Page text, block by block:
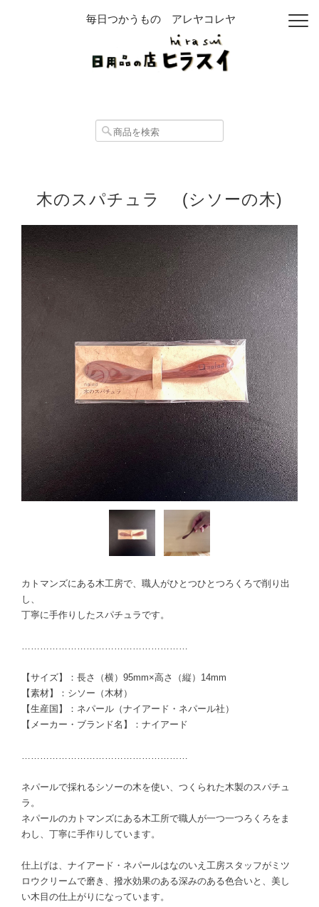
毎日つかうもの アレヤコレヤ
木のスパチュラ (シソーの木)
カトマンズにある木工房で、職人がひとつひとつろくろで削り出
し、
丁寧に手作りしたスパチュラです。
………………………………………………
【サイズ】：長さ（横）95mm×高さ（縦）14mm
【素材】：シソー（木材）
【生産国】：ネパール（ナイアード・ネパール社）
【メーカー・ブランド名】：ナイアード
………………………………………………
ネパールで採れるシソーの木を使い、つくられた木製のスパチュ
ラ。
ネパールのカトマンズにある木工所で職人が一つ一つろくろをま
わし、丁寧に手作りしています。
仕上げは、ナイアード・ネパールはなのいえ工房スタッフがミツ
ロウクリームで磨き、撥水効果のある深みのある色合いと、美し
い木目の仕上がりになっています。